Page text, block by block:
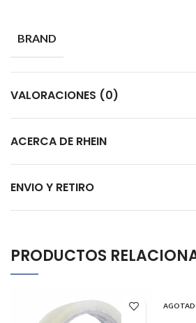
BRAND
VALORACIONES (0)
ACERCA DE RHEIN
ENVIO Y RETIRO
PRODUCTOS